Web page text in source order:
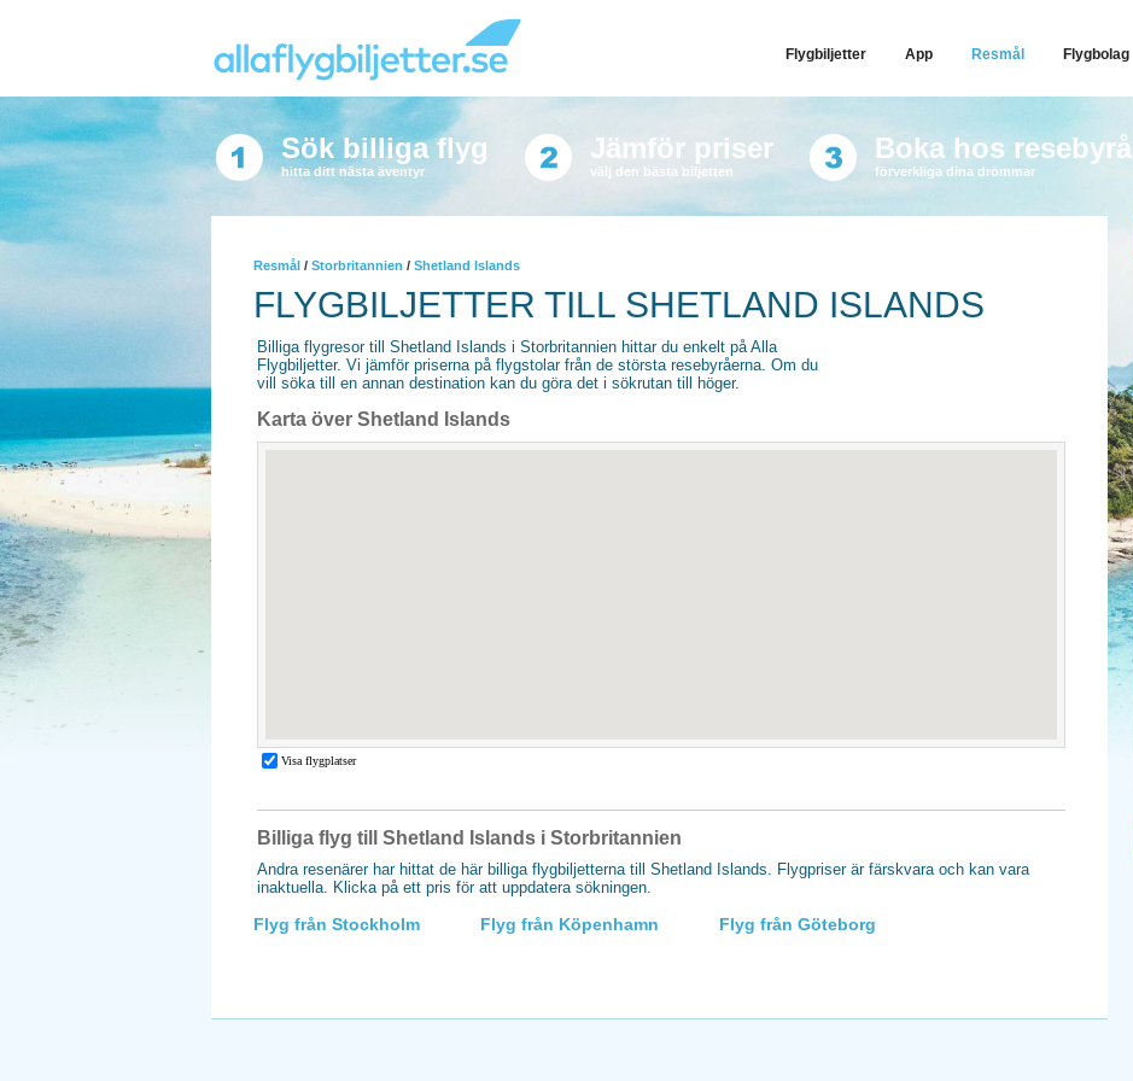
Flygbiljetter App Resmål Flygbolag
Sök billiga flyg
hitta ditt nästa äventyr
Jämför priser
välj den bästa biljetten
Boka hos resebyrå
förverkliga dina drömmar
Resmål / Storbritannien / Shetland Islands
FLYGBILJETTER TILL SHETLAND ISLANDS
Billiga flygresor till Shetland Islands i Storbritannien hittar du enkelt på Alla
Flygbiljetter. Vi jämför priserna på flygstolar från de största resebyråerna. Om du
vill söka till en annan destination kan du göra det i sökrutan till höger.
Karta över Shetland Islands
Billiga flyg till Shetland Islands i Storbritannien
Andra resenärer har hittat de här billiga flygbiljetterna till Shetland Islands. Flygpriser är färskvara och kan vara
inaktuella. Klicka på ett pris för att uppdatera sökningen.
Flyg från Stockholm Flyg från Köpenhamn Flyg från Göteborg